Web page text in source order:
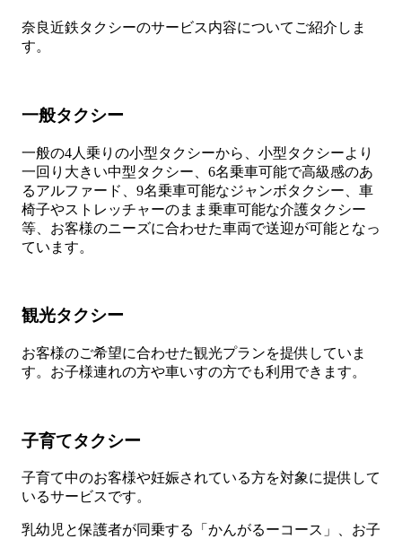
奈良近鉄タクシーのサービス内容についてご紹介しま
す。
一般タクシー
一般の4人乗りの小型タクシーから、小型タクシーより
一回り大きい中型タクシー、6名乗車可能で高級感のあ
るアルファード、9名乗車可能なジャンボタクシー、車
椅子やストレッチャーのまま乗車可能な介護タクシー
等、お客様のニーズに合わせた車両で送迎が可能となっ
ています。
観光タクシー
お客様のご希望に合わせた観光プランを提供していま
す。お子様連れの方や車いすの方でも利用できます。
子育てタクシー
子育て中のお客様や妊娠されている方を対象に提供して
いるサービスです。
乳幼児と保護者が同乗する「かんがるーコース」、お子